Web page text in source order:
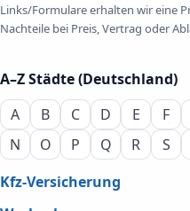
Links/Formulare erhalten wir eine
Nachteile bei Preis, Vertrag oder
A–Z Städte (Deutschland)
A
B C D E F
N
O P Q R S
Kfz-Versicherung